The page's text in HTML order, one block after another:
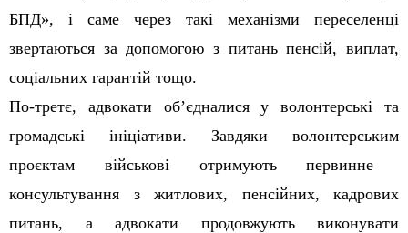
БПД», і саме через такі механізми переселенці
звертаються за допомогою з питань пенсій, виплат,
соціальних гарантій тощо.
По-третє, адвокати об’єдналися у волонтерські та
громадські ініціативи. Завдяки волонтерським
проєктам військові отримують первинне
консультування з житлових, пенсійних, кадрових
питань, а адвокати продовжують виконувати